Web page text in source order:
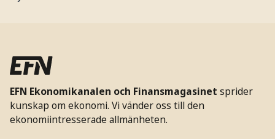
EFN Ekonomikanalen och Finansmagasinet sprider
kunskap om ekonomi. Vi vänder oss till den
ekonomiintresserade allmänheten.